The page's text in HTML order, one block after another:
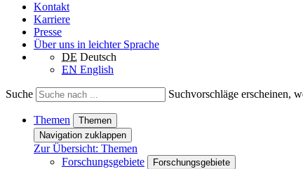
Kontakt
Karriere
Presse
Über uns in leichter Sprache
DE Deutsch
EN English
Suche Suchvorschläge erscheinen,
Themen
Themen
Navigation zuklappen
Zur Übersicht: Themen
Forschungsgebiete
Forschungsgebiete